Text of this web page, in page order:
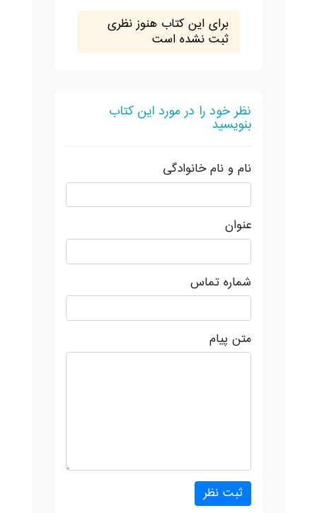
برای این کتاب هنوز نظری
ثبت نشده است
نظر خود را در مورد این کتاب
بنویسید
نام و نام خانوادگی
عنوان
شماره تماس
متن پیام